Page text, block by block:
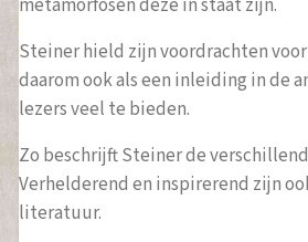
metamorfosen deze in staat zijn.
Steiner hield zijn voordrachten
daarom ook als een inleiding in de
lezers veel te bieden.
Zo beschrijft Steiner de
Verhelderend en inspirerend zijn
literatuur.